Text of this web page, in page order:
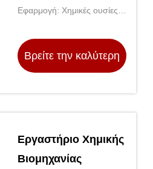
Εργαστηριακό
υποστρώμα πλάκας
από ανοξείδωτο
Εφαρμογή: Χημικές ουσίες
πλαστικά που
επεξεργάζονται, επεξεργασία
Βρείτε την καλύτερη
Εργαστήριο Χημικής
Βιομηχανίας